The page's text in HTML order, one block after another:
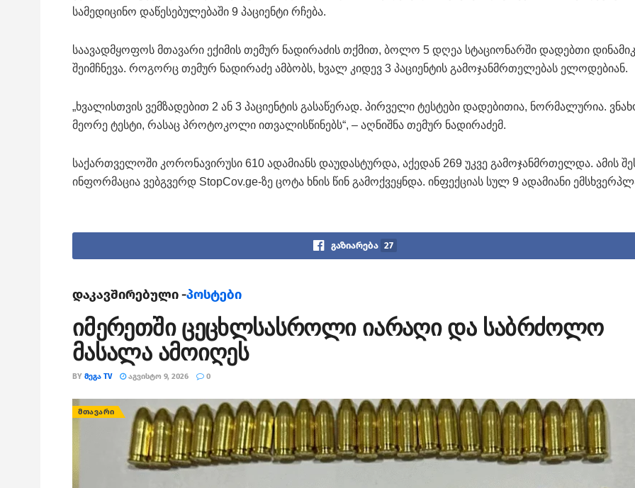
სამედიცინო დაწესებულებაში 9 პაციენტი რჩება.
საავადმყოფოს მთავარი ექიმის თემურ ნადირაძის თქმით, ბოლო 5 დღეა სტაციონარში დადებთი
შეიმჩნევა. როგორც თემურ ნადირაძე ამბობს, ხვალ კიდევ 3 პაციენტის გამოჯანმრთელებას ელოდებიან.
„ხვალისთვის ვემზადებით 2 ან 3 პაციენტის გასაწერად. პირველი ტესტები დადებითია, ნორმალურია.
მეორე ტესტი, რასაც პროტოკოლი ითვალისწინებს“, – აღნიშნა თემურ ნადირაძემ.
საქართველოში კორონავირუსი 610 ადამიანს დაუდასტურდა, აქედან 269 უკვე გამოჯანმრთელდა. ამის
ინფორმაცია ვებგვერდ StopCov.ge-ზე ცოტა ხნის წინ გამოქვეყნდა. ინფექციას სულ 9 ადამიანი
გაზიარება 27
დაკავშირებული -პოსტები
იმერეთში ცეცხლსასროლი იარაღი და საბრძოლო
მასალა ამოიღეს
BY ᲛᲔᲒᲐ TV ᲐᲒᲕᲘᲡᲢᲝ 9, 2026 0
ᲛᲗᲐᲕᲐᲠᲘ